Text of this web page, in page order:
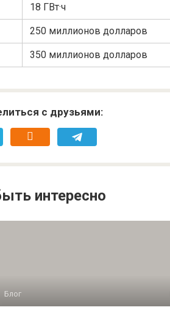
18 ГВт·ч
250 миллионов долларов
350 миллионов долларов
с друзьями:
интересно
Блог